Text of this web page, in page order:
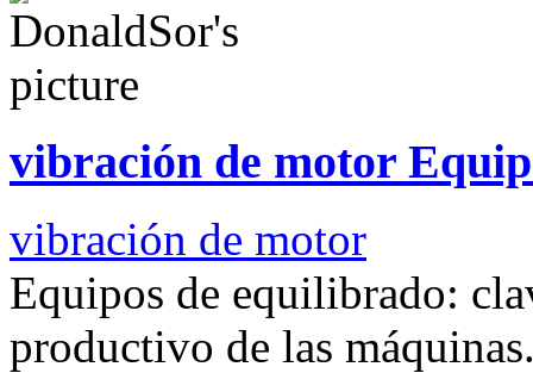
vibración de motor
vibración de motor
Equipos de equilibrado:
productivo de las